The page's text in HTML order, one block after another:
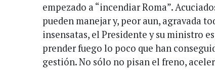
empezado a “incendiar Roma”.
pueden manejar y, peor aun, agravada
insensatas, el Presidente y su ministro
prender fuego lo poco que han
gestión. No sólo no pisan el freno,